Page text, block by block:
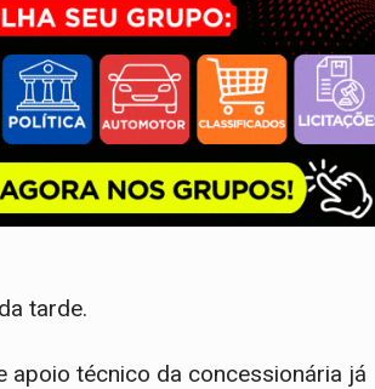
tarde.
técnico da concessionária já